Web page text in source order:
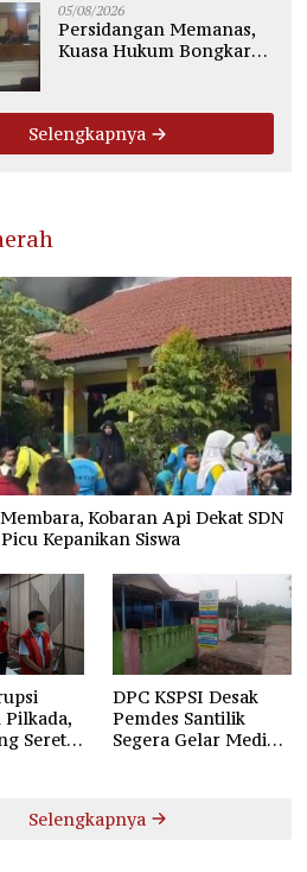
05/08/2026
Persidangan Memanas,
Kuasa Hukum Bongkar
PT WMGK
Selengkapnya
Kobaran Api Dekat SDN
Kepanikan Siswa
Pilkada,
Seret
DPC KSPSI Desak
Pemdes Santilik
Segera Gelar Mediasi
Selengkapnya